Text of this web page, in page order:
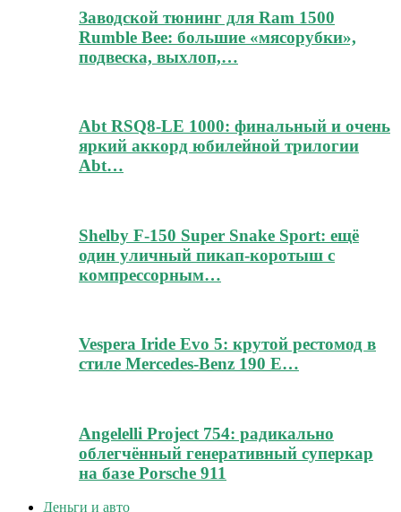
Заводской тюнинг для Ram 1500
Rumble Bee: большие «мясорубки»,
подвеска, выхлоп,…
Abt RSQ8-LE 1000: финальный и очень
яркий аккорд юбилейной трилогии
Abt…
Shelby F-150 Super Snake Sport: ещё
один уличный пикап-коротыш с
компрессорным…
Vespera Iride Evo 5: крутой рестомод в
стиле Mercedes-Benz 190 E…
Angelelli Project 754: радикально
облегчённый генеративный суперкар
на базе Porsche 911
Деньги и авто